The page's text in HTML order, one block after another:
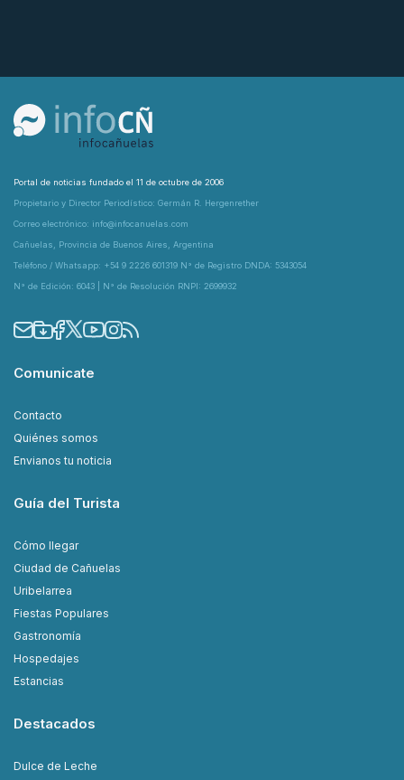
Portal de noticias fundado el 11 de octubre de 2006
Propietario y Director Periodístico: Germán R. Hergenrether
Correo electrónico: info@infocanuelas.com
Cañuelas, Provincia de Buenos Aires, Argentina
Teléfono / Whatsapp: +54 9 2226 601319 N° de Registro DNDA: 5343054
N° de Edición: 6043 | N° de Resolución RNPI: 2699932
Comunicate
Contacto
Quiénes somos
Envianos tu noticia
Guía del Turista
Cómo llegar
Ciudad de Cañuelas
Uribelarrea
Fiestas Populares
Gastronomía
Hospedajes
Estancias
Destacados
Dulce de Leche